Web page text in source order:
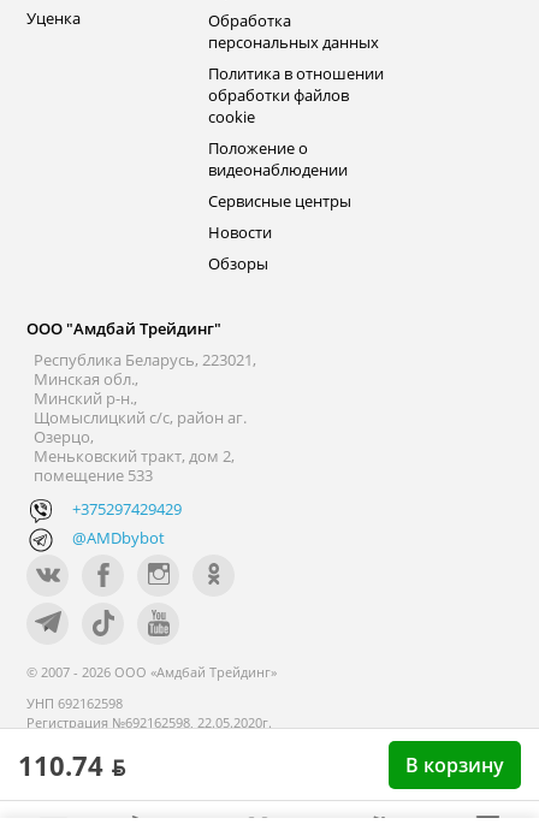
110.74 ƃ В корзину
Уценка
Обработка
персональных данных
Политика в отношении
обработки файлов
cookie
Положение о
видеонаблюдении
Сервисные центры
Новости
Обзоры
ООО "Амдбай Трейдинг"
Республика Беларусь, 223021,
Минская обл.,
Минский р-н.,
Щомыслицкий с/с, район аг.
Озерцо,
Меньковский тракт, дом 2,
помещение 533
+375297429429
@AMDbybot
© 2007 - 2026 ООО «Амдбай Трейдинг»
УНП 692162598
Регистрация №692162598, 22.05.2020г.
реестре с 14 сентября 2020г.